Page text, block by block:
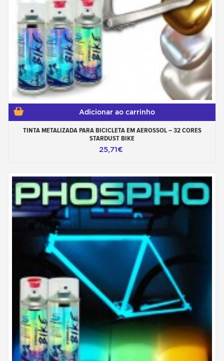
Adicionar ao carrinho
TINTA METALIZADA PARA BICICLETA EM AEROSSOL – 32 CORES
STARDUST BIKE
25,71€